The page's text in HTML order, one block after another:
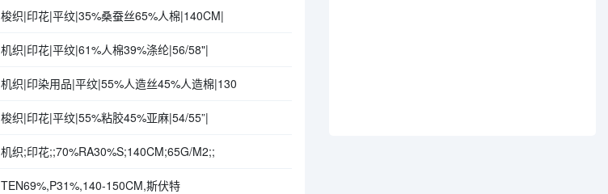
梭织|印花|平纹|35%桑蚕丝65%人棉|140CM|
机织|印花|平纹|61%人棉39%涤纶|56/58"|
机织|印染用品|平纹|55%人造丝45%人造棉|130
梭织|印花|平纹|55%粘胶45%亚麻|54/55”|
机织;印花;;70%RA30%S;140CM;65G/M2;;
TEN69%,P31%,140-150CM,斯伏特